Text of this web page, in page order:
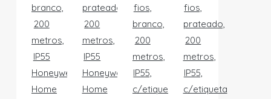
branco,
200
metros,
IP55
Honeywell
Home
prateado,
200
metros,
IP55
Honeywell
Home
fios,
branco,
200
metros,
IP55,
c/etiqueta
fios,
prateado,
200
metros,
IP55,
c/etiqueta